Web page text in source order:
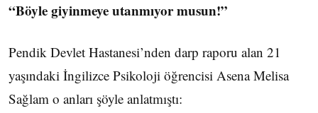
“Böyle giyinmeye utanmıyor musun!”
Pendik Devlet Hastanesi’nden darp raporu alan 21
yaşındaki İngilizce Psikoloji öğrencisi Asena Melisa
Sağlam o anları şöyle anlatmıştı: